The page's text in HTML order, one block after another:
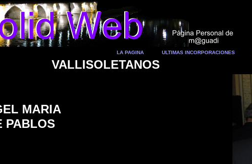
LA PAGINA ULTIMAS INCORPORACIONES
VALLISOLETANOS
MARIA
PABLOS